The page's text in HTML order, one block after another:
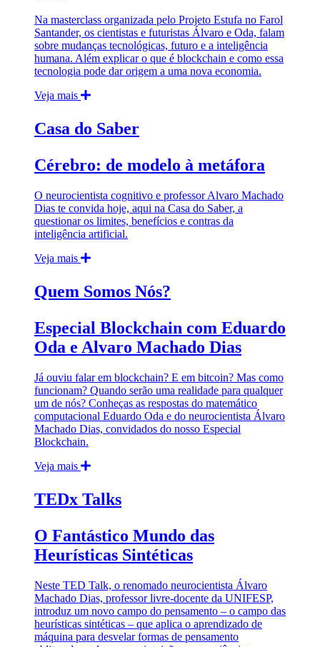
Na masterclass organizada pelo Projeto Estufa no Farol
Santander, os cientistas e futuristas Álvaro e Oda, falam
sobre mudanças tecnológicas, futuro e a inteligência
humana. Além explicar o que é blockchain e como essa
tecnologia pode dar origem a uma nova economia.
Veja mais
Casa do Saber
Cérebro: de modelo à metáfora
O neurocientista cognitivo e professor Alvaro Machado
Dias te convida hoje, aqui na Casa do Saber, a
questionar os limites, benefícios e contras da
inteligência artificial.
Veja mais
Quem Somos Nós?
Especial Blockchain com Eduardo
Oda e Alvaro Machado Dias
Já ouviu falar em blockchain? E em bitcoin? Mas como
funcionam? Quando serão uma realidade para qualquer
um de nós? Conheças as respostas do matemático
computacional Eduardo Oda e do neurocientista Álvaro
Machado Dias, convidados do nosso Especial
Blockchain.
Veja mais
TEDx Talks
O Fantástico Mundo das
Heurísticas Sintéticas
Neste TED Talk, o renomado neurocientista Álvaro
Machado Dias, professor livre-docente da UNIFESP,
introduz um novo campo do pensamento – o campo das
heurísticas sintéticas – que aplica o aprendizado de
máquina para desvelar formas de pensamento